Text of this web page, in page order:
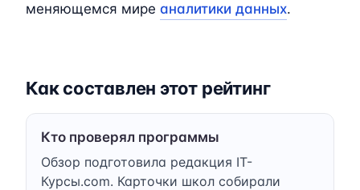
меняющемся мире аналитики данных.
Как составлен этот рейтинг
Кто проверял программы
Обзор подготовила редакция IT-
Курсы.com. Карточки школ собирали